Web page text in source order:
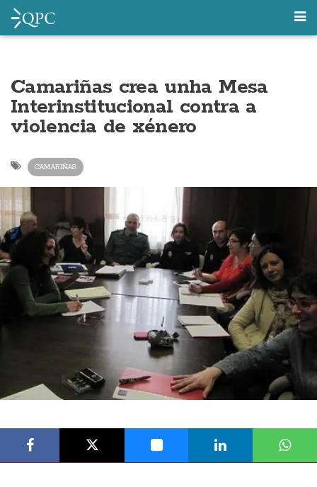
Camariñas crea unha Mesa
Interinstitucional contra a
violencia de xénero
CAMARIÑAS